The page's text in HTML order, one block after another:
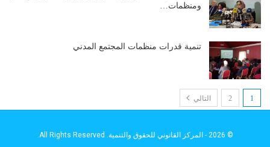
ومنظمات…
تنمية قدرات منظمات المجتمع المدني
1
2 التالي
© 2026 - المركز القانوني للحقوق والتنمية. All Rights Reserved.